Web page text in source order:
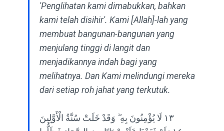
'Penglihatan kami dimabukkan, bahkan
kami telah disihir'. Kami [Allah]-lah yang
membuat bangunan-bangunan yang
menjulang tinggi di langit dan
menjadikannya indah bagi yang
melihatnya. Dan Kami melindungi mereka
dari setiap roh jahat yang terkutuk.
١٣ لَا يُؤْمِنُونَ بِهِ ۖ وَقَدْ خَلَتْ سُنَّةُ الْأَوَّلِينَ